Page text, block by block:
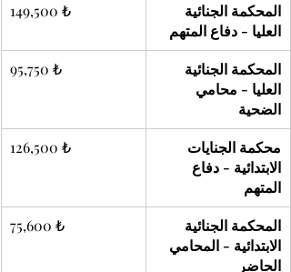
المحكمة الجنائية
العليا - دفاع المتهم
149,500 ₺
المحكمة الجنائية
العليا - محامي
الضحية
95,750 ₺
محكمة الجنايات
الابتدائية - دفاع
المتهم
126,500 ₺
المحكمة الجنائية
الابتدائية - المحامي
الحاضر
75,600 ₺